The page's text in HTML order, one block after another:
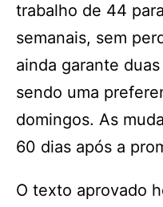
trabalho de 44
semanais, sem
ainda garante
sendo uma
domingos. As
60 dias após a
O texto aprovado